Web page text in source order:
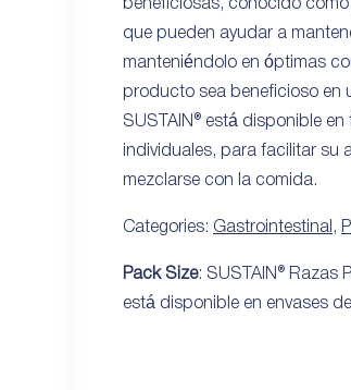
beneficiosas, conocido
que pueden ayudar a
manteniéndolo en óptimas
producto sea beneficioso en
SUSTAIN® está disponible
individuales, para facilitar su
mezclarse con la comida.
Categories: Gastrointestinal ,
Pack Size: SUSTAIN® Razas
está disponible en envases